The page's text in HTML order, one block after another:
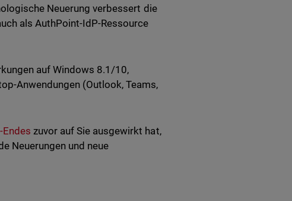
Neuerung verbessert die
als AuthPoint-IdP-Ressource
auf Windows 8.1/10,
Anwendungen (Outlook, Teams,
zuvor auf Sie ausgewirkt hat,
Neuerungen und neue